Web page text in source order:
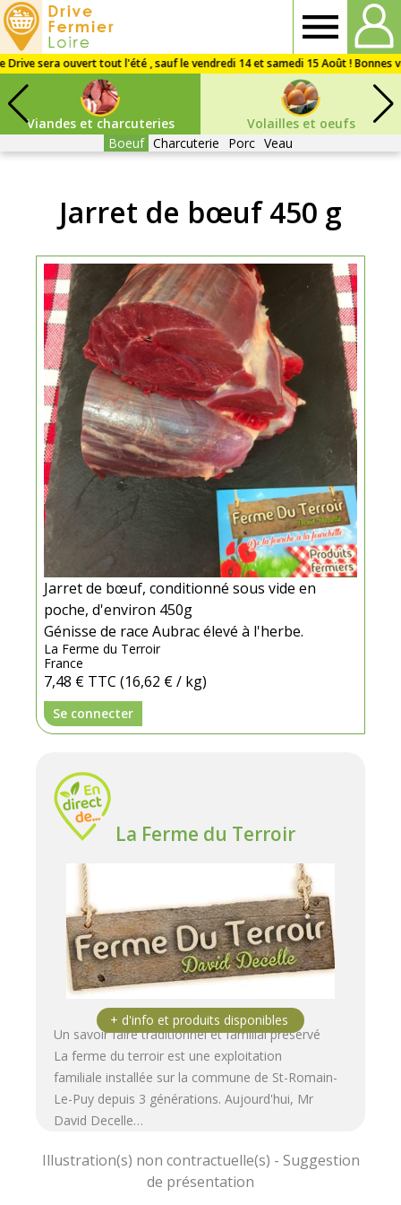
Loire
Viandes et charcuteries
Volailles et oeufs
Boeuf Charcuterie Porc Veau
Jarret de bœuf 450 g
Jarret de bœuf, conditionné sous vide en
poche, d'environ 450g
Génisse de race Aubrac élevé à l'herbe.
La Ferme du Terroir
France
7,48 € TTC (16,62 € / kg)
Se connecter
La Ferme du Terroir
Un savoir faire traditionnel et familial préservé
La ferme du terroir est une exploitation
familiale installée sur la commune de St-Romain-
Le-Puy depuis 3 générations. Aujourd'hui, Mr
David Decelle…